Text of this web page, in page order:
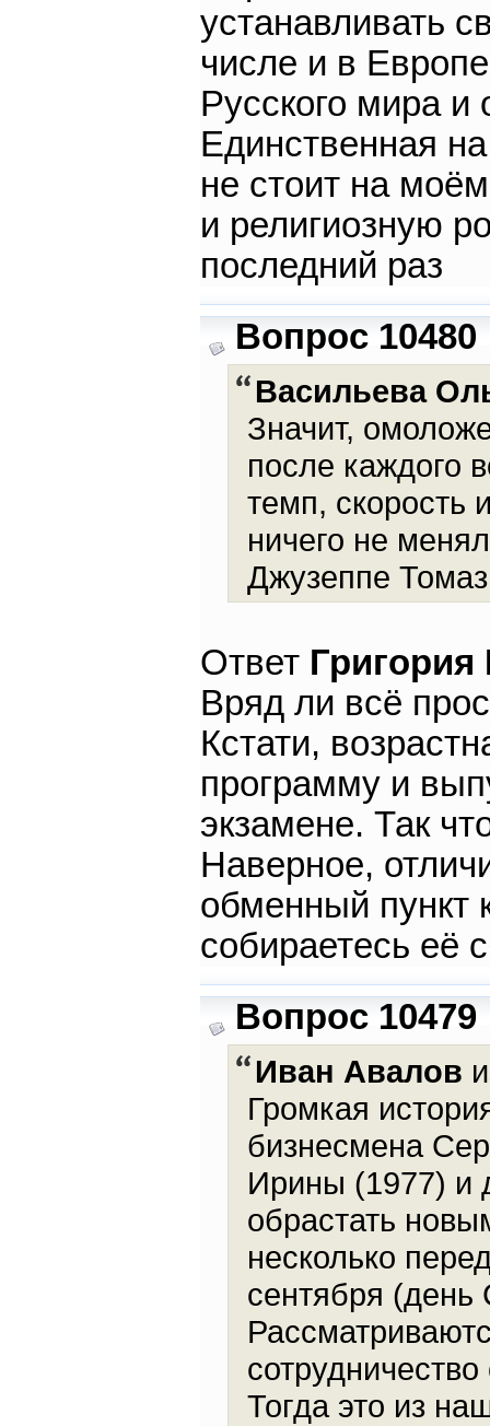
устанавливать
числе и в
Русского мира и
Единственная
не стоит на
и религиозную
последний раз
Вопрос 10480
Васильева
Значит,
после каждого
темп, скорость
ничего не
Джузеппе
Ответ
Вряд ли всё
Кстати,
программу и
экзамене. Так
Наверное,
обменный пункт
собираетесь её
Вопрос 10479
Иван Авалов
Громкая
бизнесмена
Ирины (1977) и
обрастать
несколько
сентября (день
Тогда это из